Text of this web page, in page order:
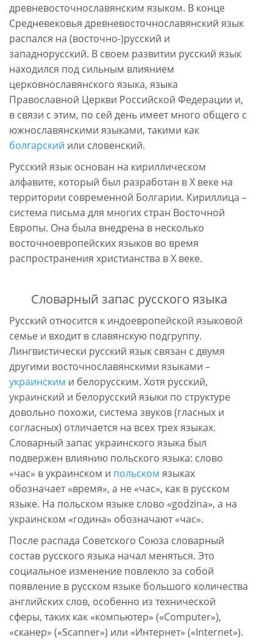
древневосточнославянским языком. В конце
Средневековья древневосточнославянский язык
распался на (восточно-)русский и
западнорусский. В своем развитии русский язык
находился под сильным влиянием
церковнославянского языка, языка
Православной Церкви Российской Федерации и,
в связи с этим, по сей день имеет много общего с
южнославянскими языками, такими как
болгарский или словенский.
Русский язык основан на кириллическом
алфавите, который был разработан в X веке на
территории современной Болгарии. Кириллица –
система письма для многих стран Восточной
Европы. Она была внедрена в несколько
восточноевропейских языков во время
распространения христианства в X веке.
Словарный запас русского языка
Русский относится к индоевропейской языковой
семье и входит в славянскую подгруппу.
Лингвистически русский язык связан с двумя
другими восточнославянскими языками –
украинским и белорусским. Хотя русский,
украинский и белорусский языки по структуре
довольно похожи, система звуков (гласных и
согласных) отличается на всех трех языках.
Словарный запас украинского языка был
подвержен влиянию польского языка: слово
«час» в украинском и польском языках
обозначает «время», а не «час», как в русском
языке. На польском языке слово «godzina», а на
украинском «година» обозначают «час».
После распада Советского Союза словарный
состав русского языка начал меняться. Это
социальное изменение повлекло за собой
появление в русском языке большого количества
английских слов, особенно из технической
сферы, таких как «компьютер» («Computer»),
«сканер» («Scanner») или «Интернет» («Internet»).